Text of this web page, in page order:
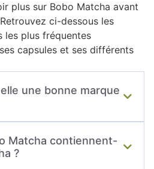
plus sur Bobo Matcha avant
ci-dessous les
les plus fréquentes
capsules et ses différents
une bonne marque
grâce à ses capsules
et ses matchas de
Matcha contiennent-
?